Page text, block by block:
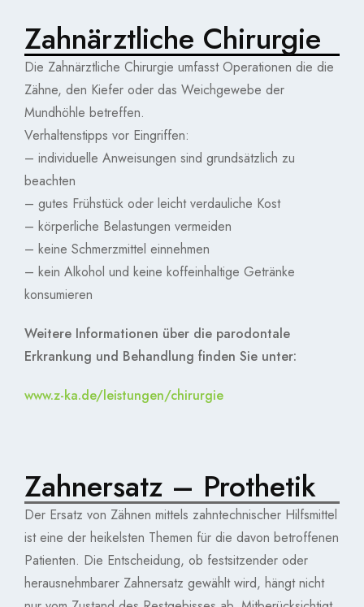
Zahnärztliche Chirurgie
Die Zahnärztliche Chirurgie umfasst Operationen die die
Zähne, den Kiefer oder das Weichgewebe der
Mundhöhle betreffen.
Verhaltenstipps vor Eingriffen:
– individuelle Anweisungen sind grundsätzlich zu
beachten
– gutes Frühstück oder leicht verdauliche Kost
– körperliche Belastungen vermeiden
– keine Schmerzmittel einnehmen
– kein Alkohol und keine koffeinhaltige Getränke
konsumieren
Weitere Informationen über die parodontale
Erkrankung und Behandlung finden Sie unter:
www.z-ka.de/leistungen/chirurgie
Zahnersatz – Prothetik
Der Ersatz von Zähnen mittels zahntechnischer Hilfsmittel
ist eine der heikelsten Themen für die davon betroffenen
Patienten. Die Entscheidung, ob festsitzender oder
herausnehmbarer Zahnersatz gewählt wird, hängt nicht